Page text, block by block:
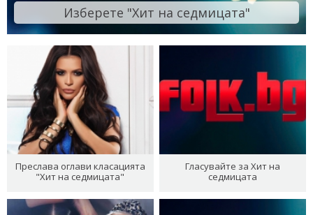
Изберете "Хит на седмицата"
Преслава оглави класацията
"Хит на седмицата"
Гласувайте за Хит на
седмицата